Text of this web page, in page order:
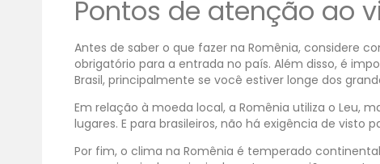
Pontos de atenção ao
Antes de saber o que fazer na Romênia, considere
obrigatório para a entrada no país. Além disso, é
Brasil, principalmente se você estiver longe dos
Em relação à moeda local, a Romênia utiliza o Leu,
lugares. E para brasileiros, não há exigência de
Por fim, o clima na Romênia é temperado